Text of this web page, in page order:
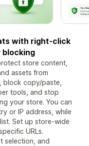
with right-click
blocking
store content,
assets from
block copy/paste,
tools, and stop
your store. You can
or IP address, while
Set up store-wide
URLs.
selection, and